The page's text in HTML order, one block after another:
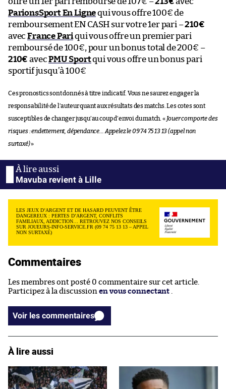
ParionsSport En Lignequi vous offre 100€ de
remboursement EN CASH sur votre 1er pari –210€
avecFrance Pariqui vous offre un premier pari
remboursé de 100€, pour un bonus total de 200€ –
210€ avecPMU Sportqui vous offre un bonus pari
sportif jusqu’à 100€
Ces pronostics sont donnés à titre indicatif. Vous ne saurez engager la
responsabilité de l’auteur quant aux résultats des matchs. Les cotes sont
susceptibles de changer jusqu’au coup d’envoi du match. « Jouer comporte des
risques : endettement, dépendance… Appelez le 09 74 75 13 13 (appel non
surtaxé)»
Mavuba revient à Lille
LES JEUX D’ARGENT ET DE HASARD PEUVENT ÊTRE
DANGEREUX : PERTES D’ARGENT, CONFLITS
FAMILIAUX, ADDICTION… RETROUVEZ NOS CONSEILS
SUR JOUEURS-INFO-SERVICE.FR (09 74 75 13 13 – APPEL
NON SURTAXÉ)
Commentaires
Les membres ont posté 0 commentaire sur cet article.
Participez à la discussion en vous connectant
Voir les commentaires
À lire aussi